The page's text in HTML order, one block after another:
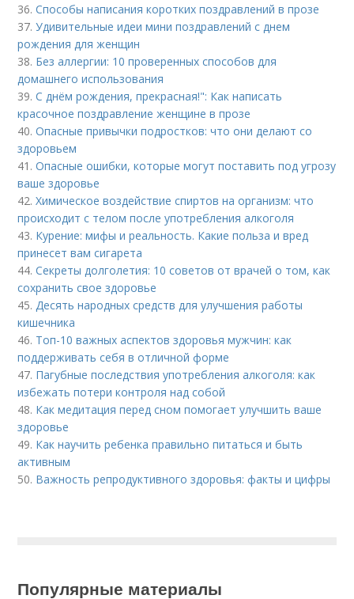
36.Способы написания коротких поздравлений в прозе
37.Удивительные идеи мини поздравлений с днем
рождения для женщин
38. Без аллергии: 10 проверенных способов для
домашнего использования
39.С днём рождения, прекрасная!": Как написать
красочное поздравление женщине в прозе
40.Опасные привычки подростков: что они делают со
здоровьем
41.Опасные ошибки, которые могут поставить под угрозу
ваше здоровье
42.Химическое воздействие спиртов на организм: что
происходит с телом после употребления алкоголя
43. Курение: мифы и реальность. Какие польза и вред
принесет вам сигарета
44.Секреты долголетия: 10 советов от врачей о том, как
сохранить свое здоровье
45.Десять народных средств для улучшения работы
кишечника
46. Топ-10 важных аспектов здоровья мужчин: как
поддерживать себя в отличной форме
47. Пагубные последствия употребления алкоголя: как
избежать потери контроля над собой
48. Как медитация перед сном помогает улучшить ваше
здоровье
49. Как научить ребенка правильно питаться и быть
активным
50. Важность репродуктивного здоровья: факты и цифры
Популярные материалы